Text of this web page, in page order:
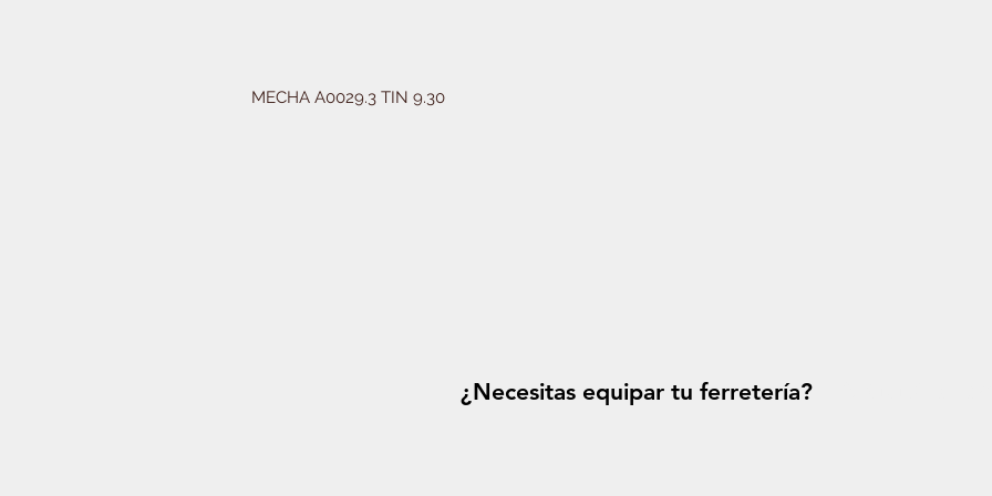
MECHA A0029.3 TIN 9.30
¿Necesitas equipar tu ferretería?